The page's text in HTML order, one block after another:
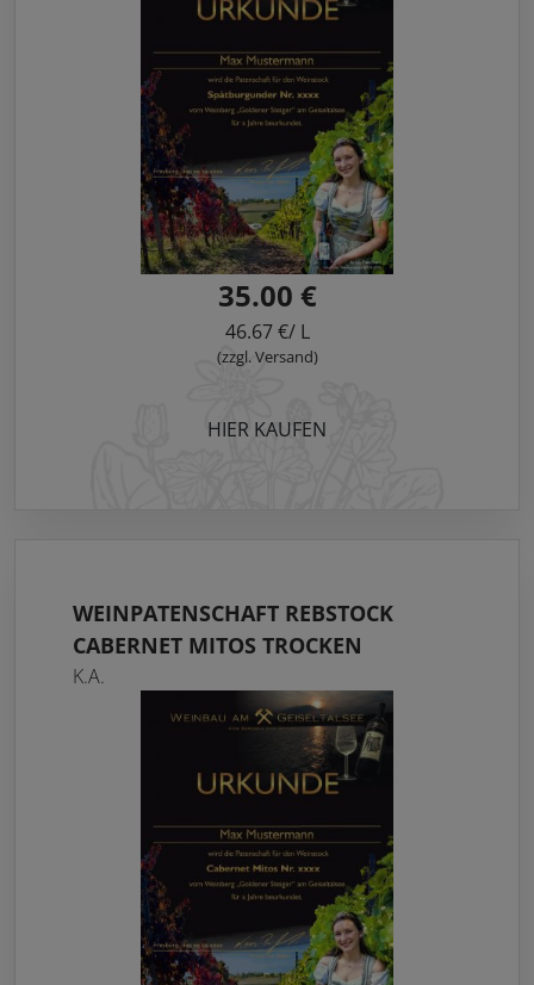
35.00 €
46.67 €/ L
(zzgl. Versand)
HIER KAUFEN
WEINPATENSCHAFT REBSTOCK
CABERNET MITOS TROCKEN
K.A.